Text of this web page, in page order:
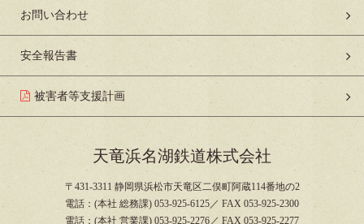
お問い合わせ
安全報告書
被害者等支援計画
天竜浜名湖鉄道株式会社
〒431-3311 静岡県浜松市天竜区二俣町阿蔵114番地の2
電話：(本社 総務課) 053-925-6125／ FAX 053-925-2300
電話：(本社 営業課) 053-925-2276／ FAX 053-925-2277